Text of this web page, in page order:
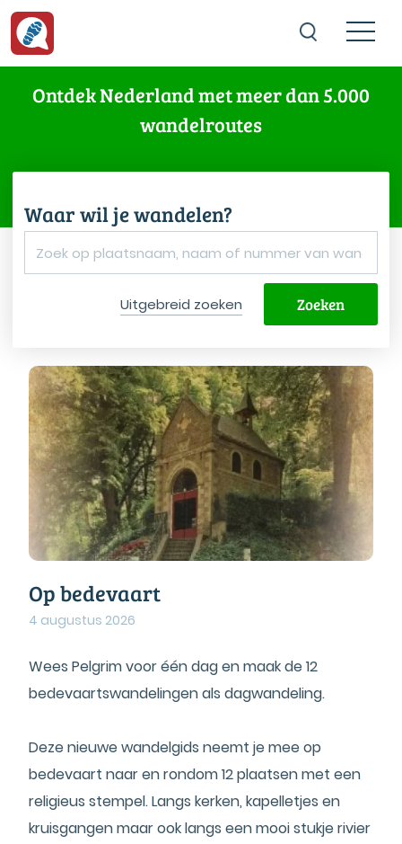
Ontdek Nederland met meer dan 5.000
wandelroutes
Waar wil je wandelen?
Uitgebreid zoeken Zoeken
Op bedevaart
4 augustus 2026
Wees Pelgrim voor één dag en maak de 12
bedevaartswandelingen als dagwandeling.
Deze nieuwe wandelgids neemt je mee op
bedevaart naar en rondom 12 plaatsen met een
religieus stempel. Langs kerken, kapelletjes en
kruisgangen maar ook langs een mooi stukje rivier